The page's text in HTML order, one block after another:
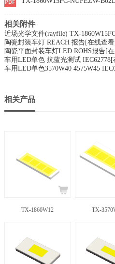
相关附件
近场光学文件(rayfile) TX-
陶瓷封装车灯 REACH 报告[在线查
陶瓷平面封装车灯LED ROHS报告[
车用LED单色 抗蓝光测试 IEC62778[
车用LED单色3570W40 4575W45
相关产品
TX-1860W12 TX-